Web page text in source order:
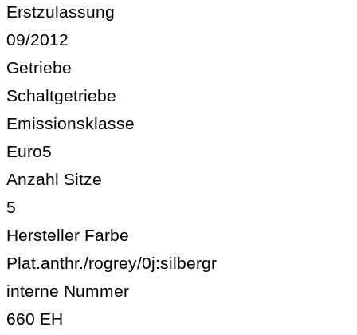
Erstzulassung
09/2012
Getriebe
Schaltgetriebe
Emissionsklasse
Euro5
Anzahl Sitze
5
Hersteller Farbe
Plat.anthr./rogrey/0j:silbergr
interne Nummer
660 EH